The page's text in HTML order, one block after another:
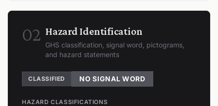
02 Hazard Identification
GHS classification, signal word, pictograms,
and hazard statements
CLASSIFIED NO SIGNAL WORD
HAZARD CLASSIFICATIONS